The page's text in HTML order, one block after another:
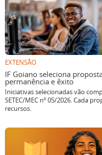
EXTENSÃO
IF Goiano seleciona
permanência e êxito
Iniciativas selecionadas vão
SETEC/MEC nº 05/2026. Cada
recursos.